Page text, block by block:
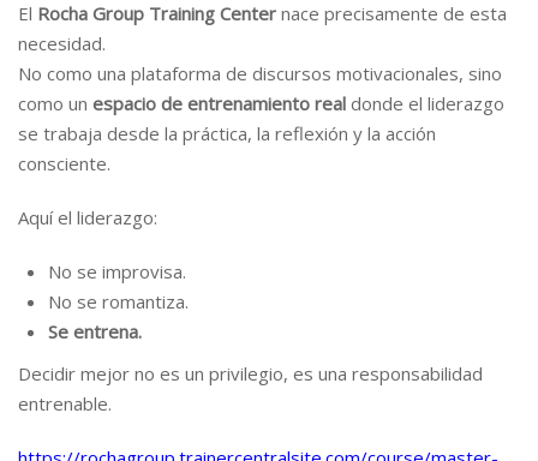
El Rocha Group Training Center nace precisamente de esta
necesidad.
No como una plataforma de discursos motivacionales, sino
como un espacio de entrenamiento real donde el liderazgo
se trabaja desde la práctica, la reflexión y la acción
consciente.
Aquí el liderazgo:
No se improvisa.
No se romantiza.
Se entrena.
Decidir mejor no es un privilegio, es una responsabilidad
entrenable.